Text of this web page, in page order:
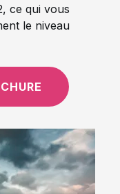
ce qui vous
le niveau